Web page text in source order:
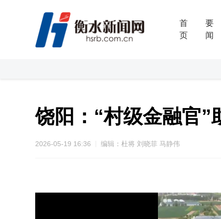
首
页
要
闻
饶阳：“村级金融官”
2026-05-19 16:36 编辑：杜将 刘晓菲 马静伟